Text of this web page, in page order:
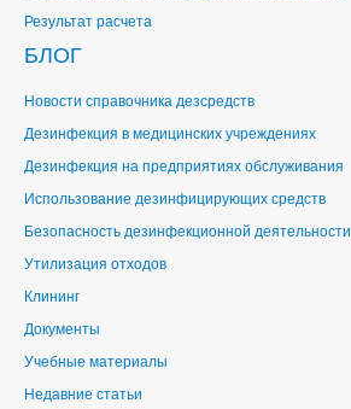
Результат расчета
БЛОГ
Новости справочника дезсредств
Дезинфекция в медицинских учреждениях
Дезинфекция на предприятиях обслуживания
Использование дезинфицирующих средств
Безопасность дезинфекционной деятельности
Утилизация отходов
Клининг
Документы
Учебные материалы
Недавние статьи